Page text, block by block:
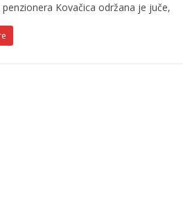
Kovačica održana je juče,